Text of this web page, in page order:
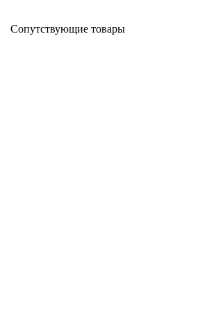
Сопутствующие товары